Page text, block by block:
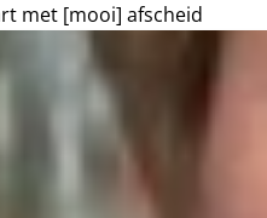
met [mooi] afscheid